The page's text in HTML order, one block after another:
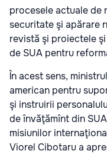
procesele actuale de
securitate şi apărare
revistă şi proiectele
de SUA pentru
În acest sens,
american pentru
şi instruirii
de învăţămînt din
misiunilor
Viorel Cibotaru a